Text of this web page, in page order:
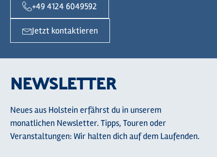
+49 4124 6049592
Jetzt kontaktieren
NEWSLETTER
Neues aus Holstein erfährst du in unserem
monatlichen Newsletter. Tipps, Touren oder
Veranstaltungen: Wir halten dich auf dem Laufenden.